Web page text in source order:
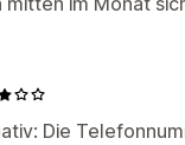
Die